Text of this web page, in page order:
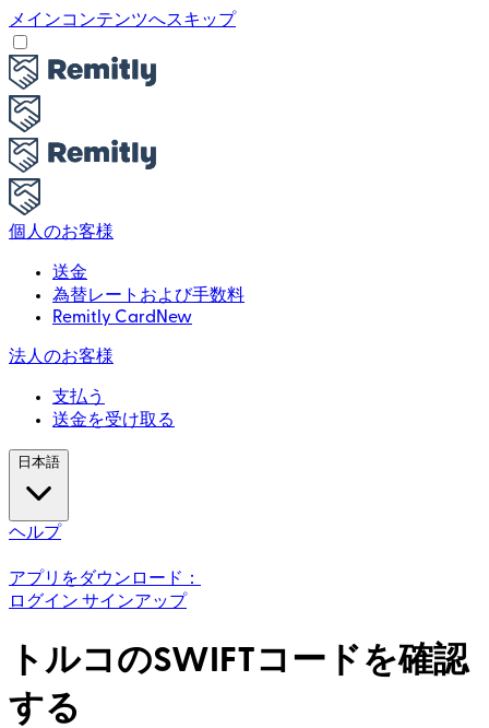
メインコンテンツへスキップ
個人のお客様
送金
為替レートおよび手数料
Remitly Card New
法人のお客様
支払う
送金を受け取る
日本語
ヘルプ
アプリをダウンロード：
ログイン サインアップ
トルコのSWIFTコードを確認
する